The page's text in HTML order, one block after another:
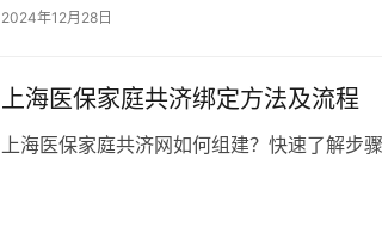
2024年12月28日
上海医保家庭共济绑定方法及流程
上海医保家庭共济网如何组建？快速了解步骤